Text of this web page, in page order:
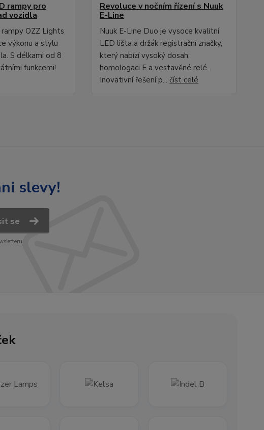
rampy pro
vozidla
OZZ Lights
výkonu a stylu
S délkami od 8
funkcemi!
Revoluce v nočním řízení s Nuuk
E-Line
Nuuk E-Line Duo je vysoce kvalitní
LED lišta a držák registrační značky,
který nabízí vysoký dosah,
homologaci E a vestavěné relé.
Inovativní řešení p...číst celé
slevy!
se